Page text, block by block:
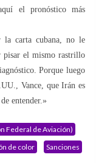
el pronóstico más
la carta cubana, no le
pisar el mismo rastrillo
Porque luego
Vance, que Irán es
entender.»
Federal de Aviación)
de color Sanciones